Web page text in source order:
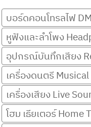
บอร์ดคอนโทรลไฟ
หูฟังและลำโพง
อุปกรณ์บันทึกเสียง
เครื่องดนตรี
เครื่องเสียง Live
โฮม เธียเตอร์ Home